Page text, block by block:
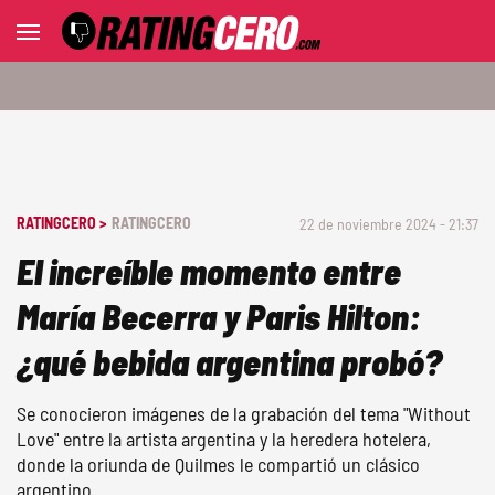
RATINGCERO > RATINGCERO 22 de noviembre 2024 - 21:37
El increíble momento entre
María Becerra y Paris Hilton:
¿qué bebida argentina probó?
Se conocieron imágenes de la grabación del tema "Without
Love" entre la artista argentina y la heredera hotelera,
donde la oriunda de Quilmes le compartió un clásico
argentino.